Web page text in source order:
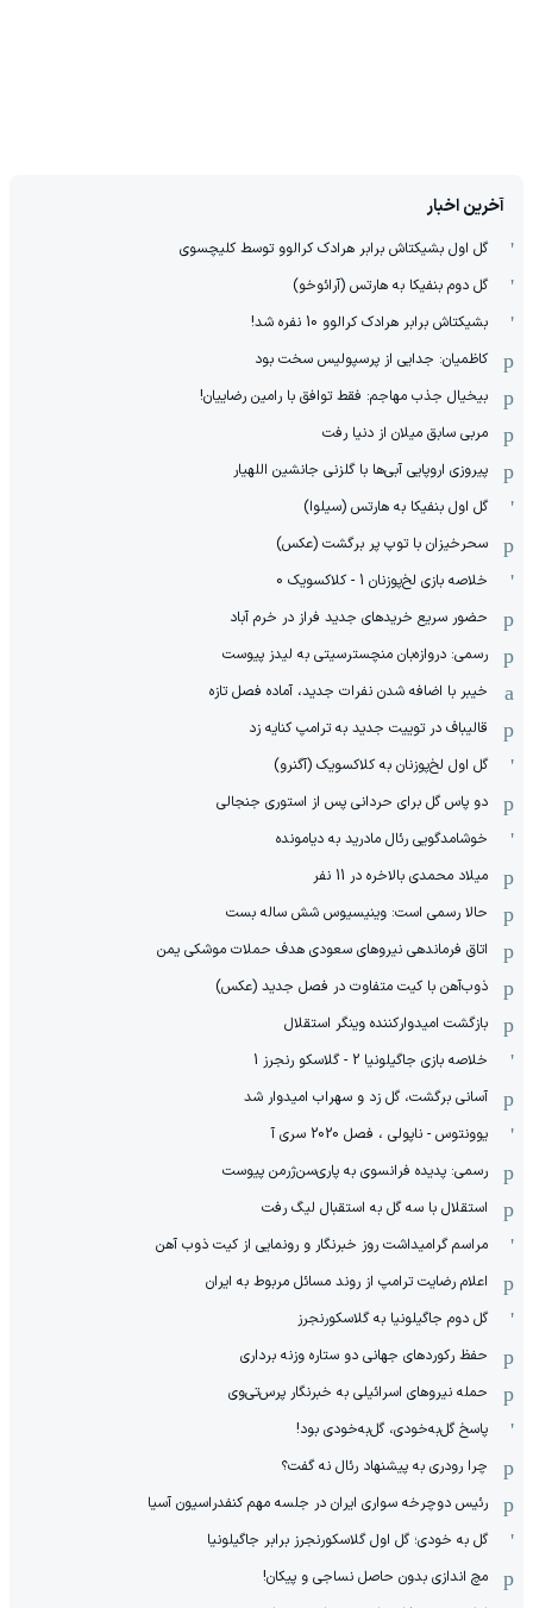
آخرین اخبار
گل اول بشیکتاش برابر هرادک کرالوو توسط کلیچسوی
گل دوم بنفیکا به هارتس (آرائوخو)
بشیکتاش برابر هرادک کرالوو 10 نفره شد!
کاظمیان: جدایی از پرسپولیس سخت بود
بیخیال جذب مهاجم: فقط توافق با رامین رضاییان!
مربی سابق میلان از دنیا رفت
پیروزی اروپایی آبی‌ها با گلزنی جانشین اللهیار
گل اول بنفیکا به هارتس (سیلوا)
سحرخیزان با توپ پر برگشت (عکس)
خلاصه بازی لخ‌پوزنان 1 - کلاکسویک 0
حضور سریع خریدهای جدید فراز در خرم آباد
رسمی: دروازه‌بان منچسترسیتی به لیدز پیوست
خیبر با اضافه شدن نفرات جدید، آماده فصل تازه
قالیباف در توییت جدید به ترامپ کنایه زد
گل اول لخ‌پوزنان به کلاکسویک (آگنرو)
دو پاس گل برای حردانی پس از استوری جنجالی
خوشامدگویی رئال مادرید به دیامونده
میلاد محمدی بالاخره در 11 نفر
حالا رسمی است: وینیسیوس شش ساله بست
اتاق فرماندهی نیروهای سعودی هدف حملات موشکی یمن
ذوب‌آهن با کیت متفاوت در فصل جدید (عکس)
بازگشت امیدوارکننده وینگر استقلال
خلاصه بازی جاگیلونیا 2 - گلاسکو رنجرز 1
آسانی برگشت، گل زد و سهراب امیدوار شد
یوونتوس - ناپولی ، فصل 2020 سری آ
رسمی: پدیده فرانسوی به پاری‌سن‌ژرمن پیوست
استقلال با سه گل به استقبال لیگ رفت
مراسم گرامیداشت روز خبرنگار و رونمایی از کیت ذوب آهن
اعلام رضایت ترامپ از روند مسائل مربوط به ایران
گل دوم جاگیلونیا به گلاسکورنجرز
حفظ رکوردهای جهانی دو ستاره وزنه برداری
حمله نیروهای اسرائیلی به خبرنگار پرس‌تی‌وی
پاسخ گل‌به‌خودی، گل‌به‌خودی بود!
چرا رودری به پیشنهاد رئال نه گفت؟
رئیس دوچرخه سواری ایران در جلسه مهم کنفدراسیون آسیا
گل به خودی؛ گل اول گلاسکورنجرز برابر جاگیلونیا
مچ اندازی بدون حاصل نساجی و پیکان!